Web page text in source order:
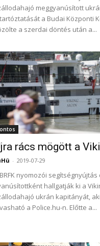
meggyanúsított
a Budai Központi
a szerdai döntés után a...
rács mögött a
- 2019-07-29
nyomozói
hallgatják ki a
ukrán kapitányát,
a Police.hu-n. Előtte a...